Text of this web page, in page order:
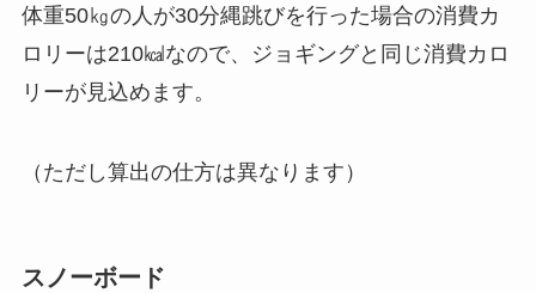
体重50㎏の人が30分縄跳びを行った場合の消費カ
ロリーは210㎉なので、ジョギングと同じ消費カロ
リーが見込めます。
（ただし算出の仕方は異なります）
スノーボード